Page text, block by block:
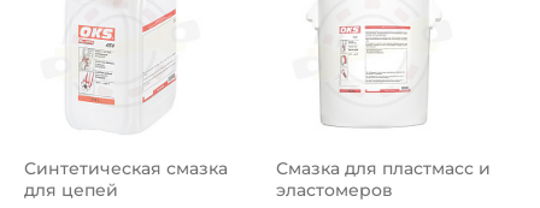
Синтетическая смазка
для цепей
Смазка для пластмасс и
эластомеров